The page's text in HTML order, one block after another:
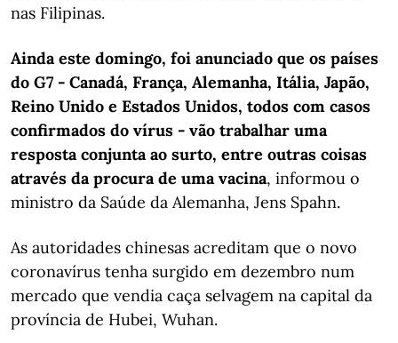
nas Filipinas.
Ainda este domingo, foi anunciado que os países
do G7 - Canadá, França, Alemanha, Itália, Japão,
Reino Unido e Estados Unidos, todos com casos
confirmados do vírus - vão trabalhar uma
resposta conjunta ao surto, entre outras coisas
através da procura de uma vacina, informou o
ministro da Saúde da Alemanha, Jens Spahn.
As autoridades chinesas acreditam que o novo
coronavírus tenha surgido em dezembro num
mercado que vendia caça selvagem na capital da
província de Hubei, Wuhan.